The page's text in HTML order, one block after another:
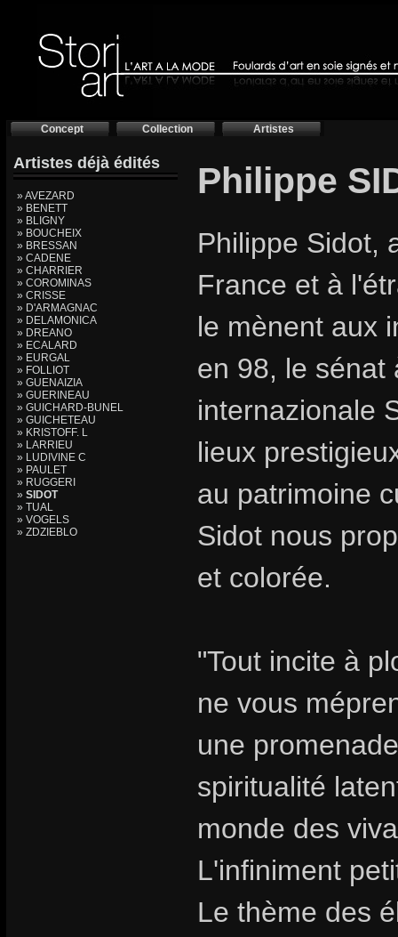
Concept Collection Artistes
Artistes déjà édités
» AVEZARD
» BENETT
» BLIGNY
» BOUCHEIX
» BRESSAN
» CADENE
» CHARRIER
» COROMINAS
» CRISSE
» D'ARMAGNAC
» DELAMONICA
» DREANO
» ECALARD
» EURGAL
» FOLLIOT
» GUENAIZIA
» GUERINEAU
» GUICHARD-BUNEL
» GUICHETEAU
» KRISTOFF. L
» LARRIEU
» LUDIVINE C
» PAULET
» RUGGERI
» SIDOT
» TUAL
» VOGELS
» ZDZIEBLO
Philippe
Philippe Sidot,
France et à
le mènent aux
en 98, le sénat
internazionale
lieux
au patrimoine
Sidot nous
et colorée.
"Tout incite à
ne vous
une
spiritualité
monde des
L'infiniment
Le thème des